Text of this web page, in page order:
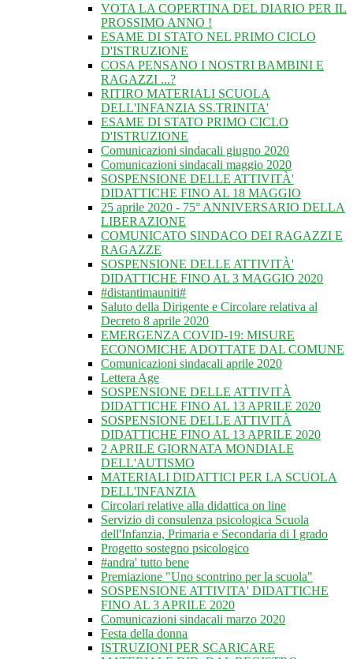
VOTA LA COPERTINA DEL DIARIO PER IL
PROSSIMO ANNO !
ESAME DI STATO NEL PRIMO CICLO
D'ISTRUZIONE
COSA PENSANO I NOSTRI BAMBINI E
RAGAZZI ...?
RITIRO MATERIALI SCUOLA
DELL'INFANZIA SS.TRINITA'
ESAME DI STATO PRIMO CICLO
D'ISTRUZIONE
Comunicazioni sindacali giugno 2020
Comunicazioni sindacali maggio 2020
SOSPENSIONE DELLE ATTIVITÀ'
DIDATTICHE FINO AL 18 MAGGIO
25 aprile 2020 - 75° ANNIVERSARIO DELLA
LIBERAZIONE
COMUNICATO SINDACO DEI RAGAZZI E
RAGAZZE
SOSPENSIONE DELLE ATTIVITÀ'
DIDATTICHE FINO AL 3 MAGGIO 2020
#distantimauniti#
Saluto della Dirigente e Circolare relativa al
Decreto 8 aprile 2020
EMERGENZA COVID-19: MISURE
ECONOMICHE ADOTTATE DAL COMUNE
Comunicazioni sindacali aprile 2020
Lettera Age
SOSPENSIONE DELLE ATTIVITÀ
DIDATTICHE FINO AL 13 APRILE 2020
SOSPENSIONE DELLE ATTIVITÀ
DIDATTICHE FINO AL 13 APRILE 2020
2 APRILE GIORNATA MONDIALE
DELL'AUTISMO
MATERIALI DIDATTICI PER LA SCUOLA
DELL'INFANZIA
Circolari relative alla didattica on line
Servizio di consulenza psicologica Scuola
dell'Infanzia, Primaria e Secondaria di I grado
Progetto sostegno psicologico
#andra' tutto bene
Premiazione "Uno scontrino per la scuola"
SOSPENSIONE ATTIVITA' DIDATTICHE
FINO AL 3 APRILE 2020
Comunicazioni sindacali marzo 2020
Festa della donna
ISTRUZIONI PER SCARICARE